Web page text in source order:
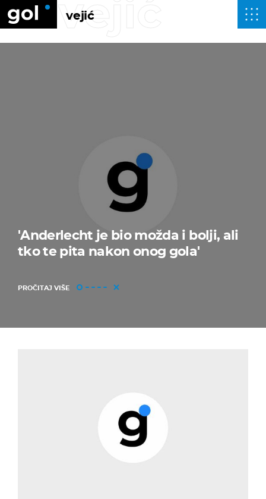
vejić
vejić
'Anderlecht je bio možda i bolji, ali
tko te pita nakon onog gola'
PROČITAJ VIŠE